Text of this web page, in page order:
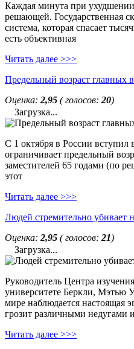
Каждая минута при ухудшении
решающей. Государственная
система, которая спасает
есть объективная
Читать далее >>>
Предельный возраст главных
Оценка: 2,95 ( голосов: 20)
Загрузка...
С 1 октября в России вступил
ограничивает предельный
заместителей 65 годами (по
этот
Читать далее >>>
Людей стремительно убивает
Оценка: 2,95 ( голосов: 21)
Загрузка...
Руководитель Центра
университете Беркли, Мэтью
мире наблюдается настоящая
грозит различными недугами и
Читать далее >>>